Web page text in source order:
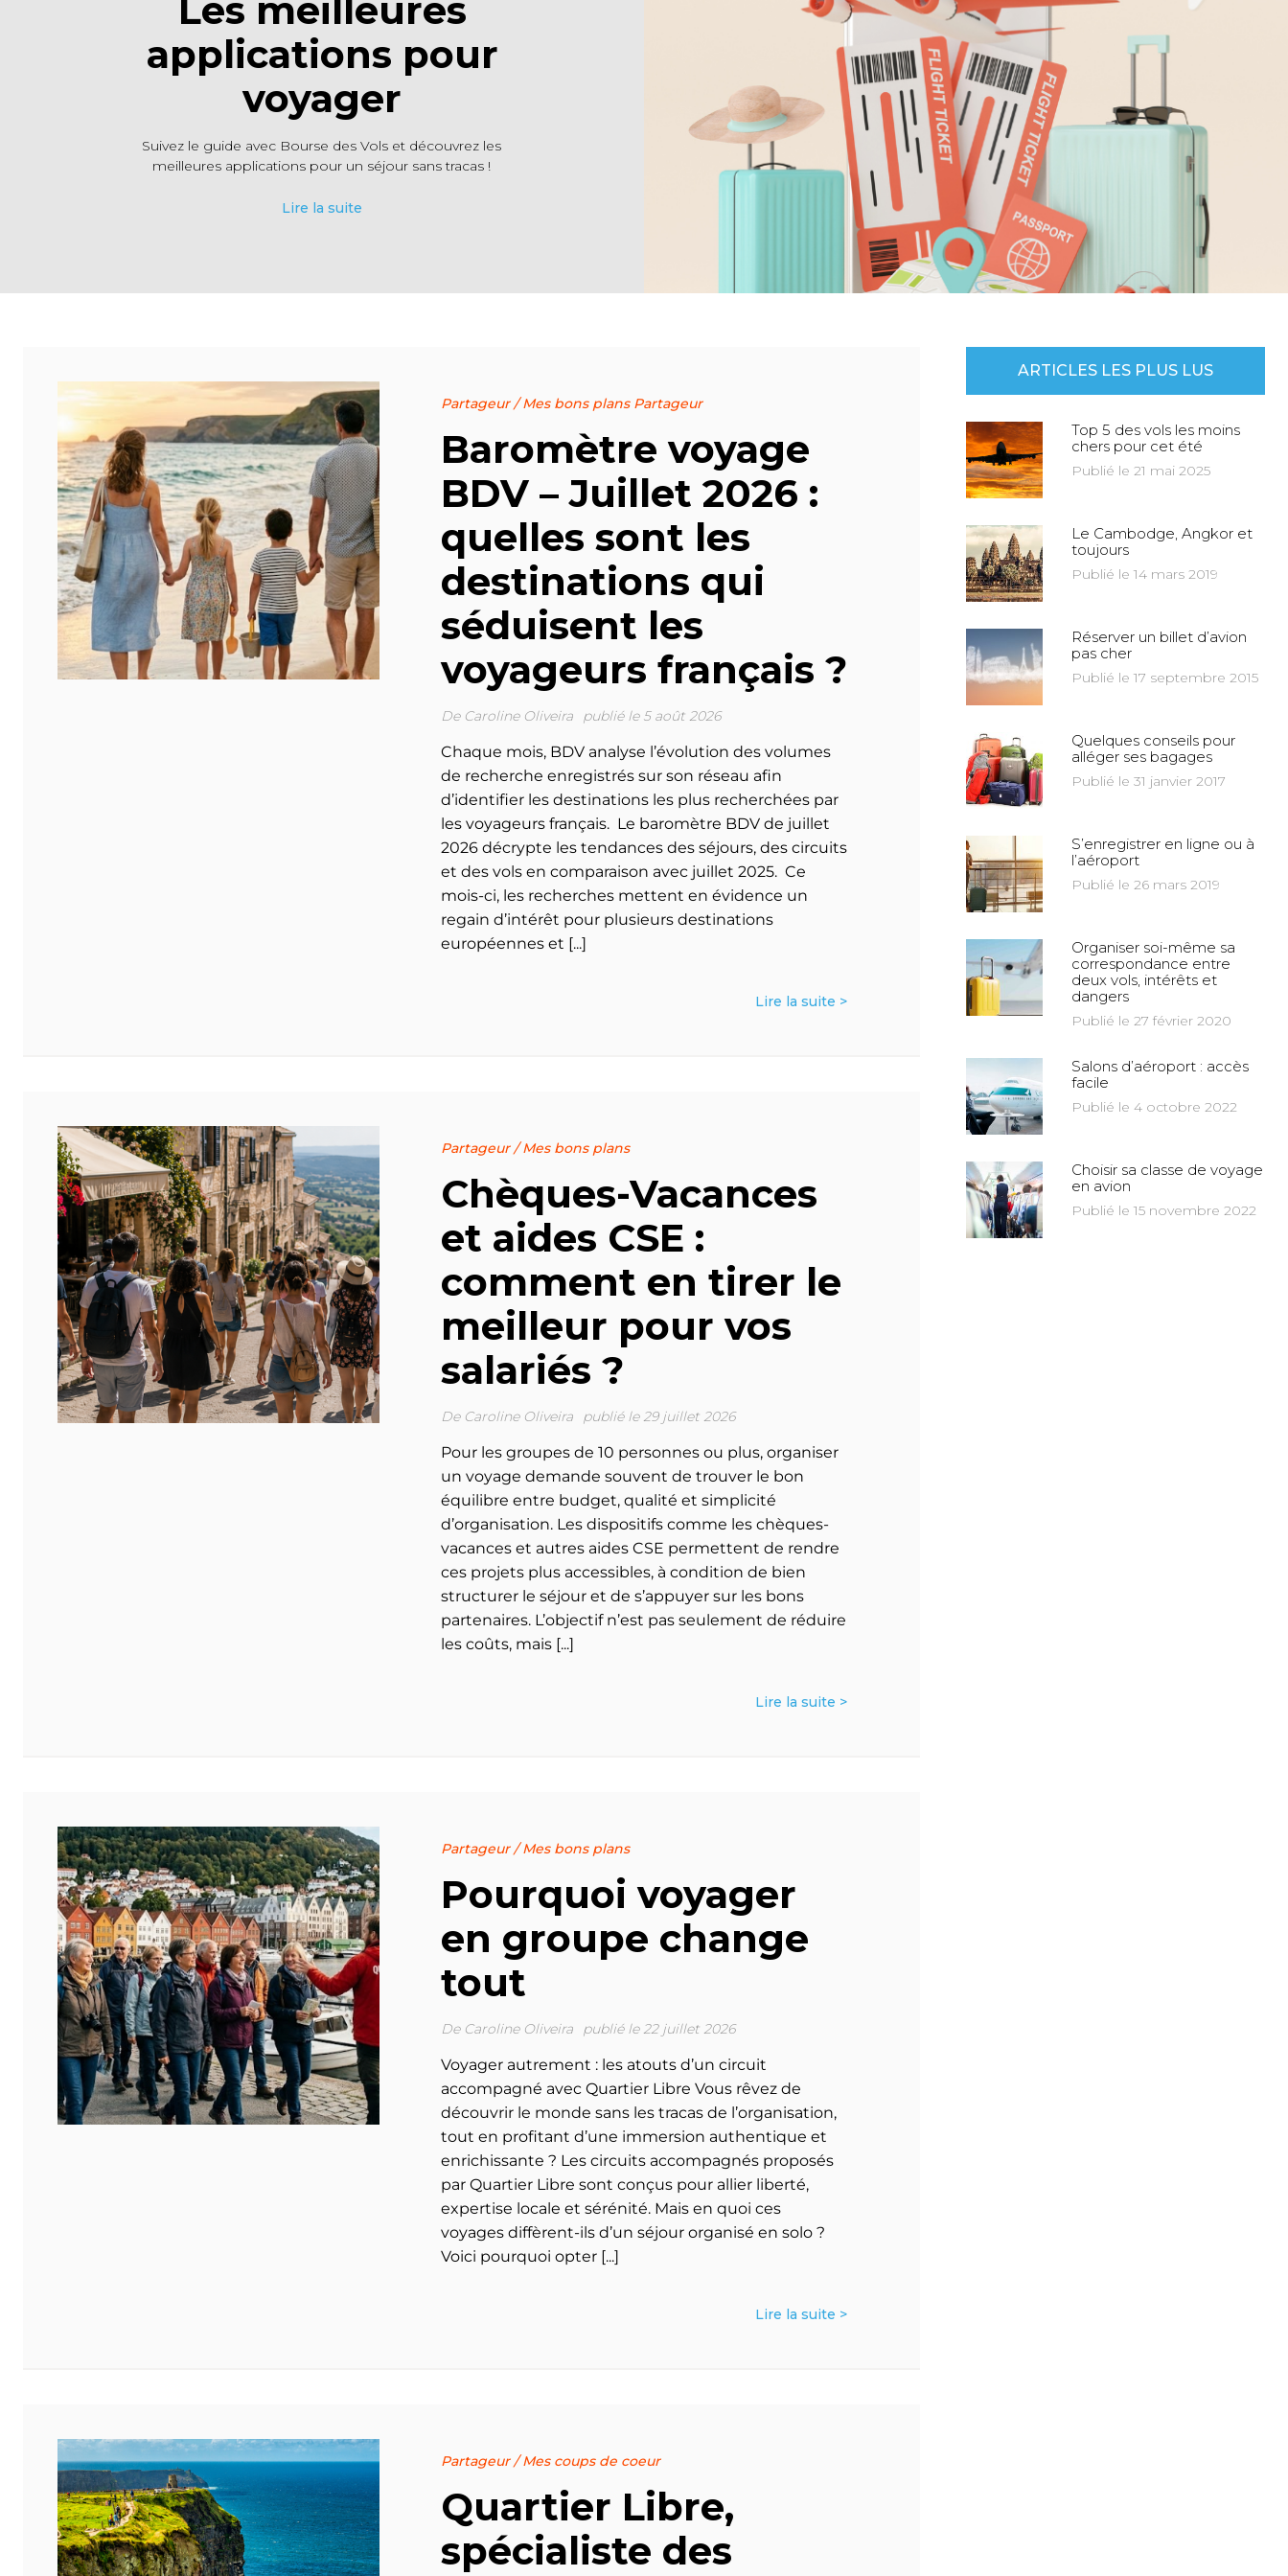
Les meilleures
applications pour
voyager
Suivez le guide avec Bourse des Vols et découvrez les
meilleures applications pour un séjour sans tracas !
Lire la suite
Partageur/Mes bons plans Partageur
Baromètre voyage
BDV – Juillet 2026 :
quelles sont les
destinations qui
séduisent les
voyageurs français ?
De Caroline Oliveira publié le 5 août 2026
Chaque mois, BDV analyse l’évolution des volumes
de recherche enregistrés sur son réseau afin
d’identifier les destinations les plus recherchées par
les voyageurs français. Le baromètre BDV de juillet
2026 décrypte les tendances des séjours, des circuits
et des vols en comparaison avec juillet 2025. Ce
mois-ci, les recherches mettent en évidence un
regain d’intérêt pour plusieurs destinations
européennes et [...]
Lire la suite >
Partageur/Mes bons plans
Chèques-Vacances
et aides CSE :
comment en tirer le
meilleur pour vos
salariés ?
De Caroline Oliveira publié le 29 juillet 2026
Pour les groupes de 10 personnes ou plus, organiser
un voyage demande souvent de trouver le bon
équilibre entre budget, qualité et simplicité
d’organisation. Les dispositifs comme les chèques-
vacances et autres aides CSE permettent de rendre
ces projets plus accessibles, à condition de bien
structurer le séjour et de s’appuyer sur les bons
partenaires. L’objectif n’est pas seulement de réduire
les coûts, mais [...]
Lire la suite >
Partageur/Mes bons plans
Pourquoi voyager
en groupe change
tout
De Caroline Oliveira publié le 22 juillet 2026
Voyager autrement : les atouts d’un circuit
accompagné avec Quartier Libre Vous rêvez de
découvrir le monde sans les tracas de l’organisation,
tout en profitant d’une immersion authentique et
enrichissante ? Les circuits accompagnés proposés
par Quartier Libre sont conçus pour allier liberté,
expertise locale et sérénité. Mais en quoi ces
voyages diffèrent-ils d’un séjour organisé en solo ?
Voici pourquoi opter [...]
Lire la suite >
Partageur/Mes coups de coeur
Quartier Libre,
spécialiste des
ARTICLES LES PLUS LUS
Top 5 des vols les moins
chers pour cet été
Publié le 21 mai 2025
Le Cambodge, Angkor et
toujours
Publié le 14 mars 2019
Réserver un billet d’avion
pas cher
Publié le 17 septembre 2015
Quelques conseils pour
alléger ses bagages
Publié le 31 janvier 2017
S’enregistrer en ligne ou à
l’aéroport
Publié le 26 mars 2019
Organiser soi-même sa
correspondance entre
deux vols, intérêts et
dangers
Publié le 27 février 2020
Salons d’aéroport : accès
facile
Publié le 4 octobre 2022
Choisir sa classe de voyage
en avion
Publié le 15 novembre 2022